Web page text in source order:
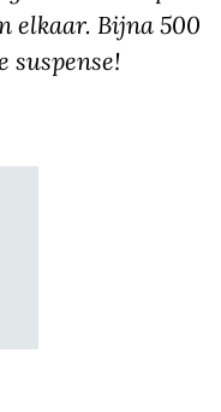
elkaar. Bijna 500
suspense!